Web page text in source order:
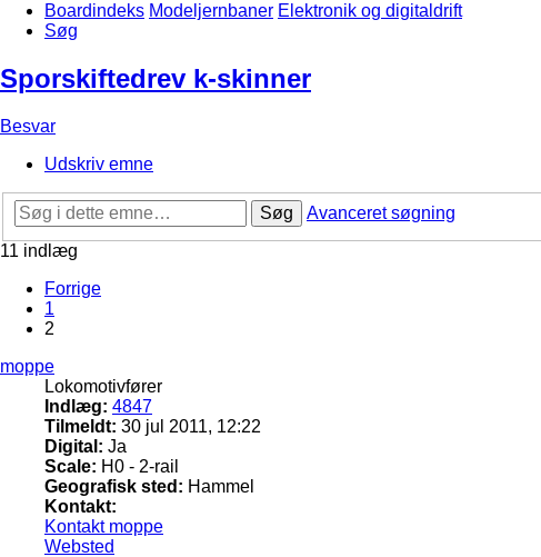
Boardindeks Modeljernbaner Elektronik og digitaldrift
Søg
Sporskiftedrev k-skinner
Besvar
Udskriv emne
Søg
Avanceret søgning
11 indlæg
Forrige
1
2
moppe
Lokomotivfører
Indlæg: 4847
Tilmeldt: 30 jul 2011, 12:22
Digital: Ja
Scale: H0 - 2-rail
Geografisk sted: Hammel
Kontakt:
Kontakt moppe
Websted